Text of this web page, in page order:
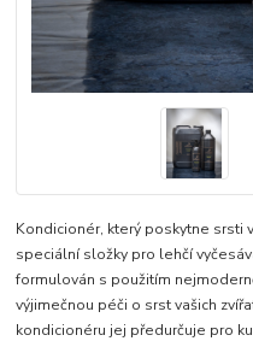
Kondicionér, který poskytne srsti
speciální složky pro lehčí
formulován s použitím
výjimečnou péči o srst vašich
kondicionéru jej předurčuje pro